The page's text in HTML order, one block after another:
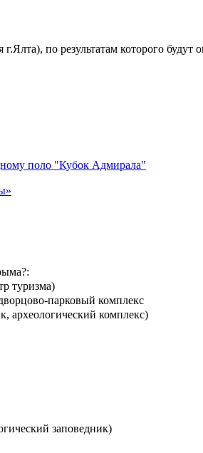
по результатам которого будут
поло "Кубок Адмирала"
туризма)
парковый комплекс
археологический комплекс)
заповедник)